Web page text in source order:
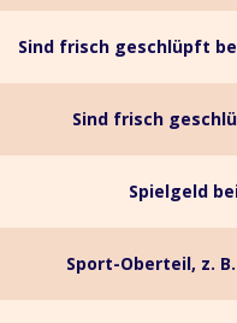
Sind frisch geschlüpft
Sind frisch
Spielgeld
Sport-Oberteil, z.